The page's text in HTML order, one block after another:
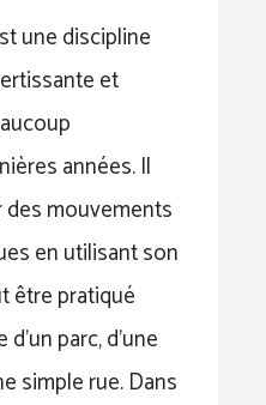
une discipline
et
années. Il
mouvements
en utilisant son
être pratiqué
parc, d’une
simple rue. Dans